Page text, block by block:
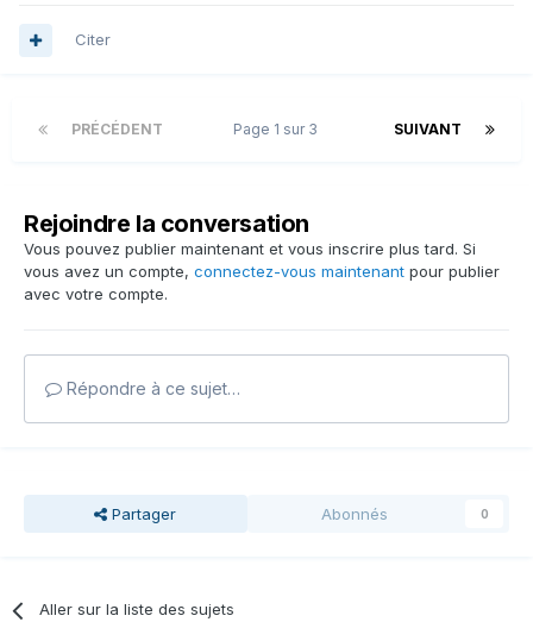
Citer
PRÉCÉDENT SUIVANT
Page 1 sur 3
Rejoindre la conversation
Vous pouvez publier maintenant et vous inscrire plus tard. Si
vous avez un compte, connectez-vous maintenant pour publier
avec votre compte.
Répondre à ce sujet…
Partager Abonnés 0
Aller sur la liste des sujets